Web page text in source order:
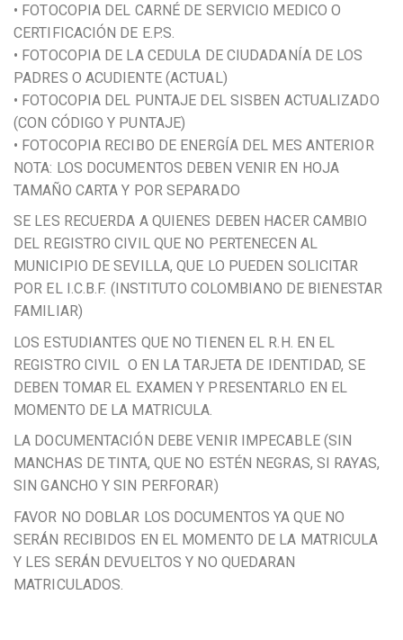
• FOTOCOPIA DEL CARNÉ DE SERVICIO MEDICO O
CERTIFICACIÓN DE E.P.S.
• FOTOCOPIA DE LA CEDULA DE CIUDADANÍA DE LOS
PADRES O ACUDIENTE (ACTUAL)
• FOTOCOPIA DEL PUNTAJE DEL SISBEN ACTUALIZADO
(CON CÓDIGO Y PUNTAJE)
• FOTOCOPIA RECIBO DE ENERGÍA DEL MES ANTERIOR
NOTA: LOS DOCUMENTOS DEBEN VENIR EN HOJA
TAMAÑO CARTA Y POR SEPARADO
SE LES RECUERDA A QUIENES DEBEN HACER CAMBIO
DEL REGISTRO CIVIL QUE NO PERTENECEN AL
MUNICIPIO DE SEVILLA, QUE LO PUEDEN SOLICITAR
POR EL I.C.B.F. (INSTITUTO COLOMBIANO DE BIENESTAR
FAMILIAR)
LOS ESTUDIANTES QUE NO TIENEN EL R.H. EN EL
REGISTRO CIVIL O EN LA TARJETA DE IDENTIDAD, SE
DEBEN TOMAR EL EXAMEN Y PRESENTARLO EN EL
MOMENTO DE LA MATRICULA.
LA DOCUMENTACIÓN DEBE VENIR IMPECABLE (SIN
MANCHAS DE TINTA, QUE NO ESTÉN NEGRAS, SI RAYAS,
SIN GANCHO Y SIN PERFORAR)
FAVOR NO DOBLAR LOS DOCUMENTOS YA QUE NO
SERÁN RECIBIDOS EN EL MOMENTO DE LA MATRICULA
Y LES SERÁN DEVUELTOS Y NO QUEDARAN
MATRICULADOS.